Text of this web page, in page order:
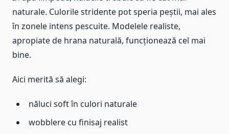
naturale. Culorile stridente pot speria peștii, mai ales
în zonele intens pescuite. Modelele realiste,
apropiate de hrana naturală, funcționează cel mai
bine.
Aici merită să alegi:
năluci soft în culori naturale
wobblere cu finisaj realist